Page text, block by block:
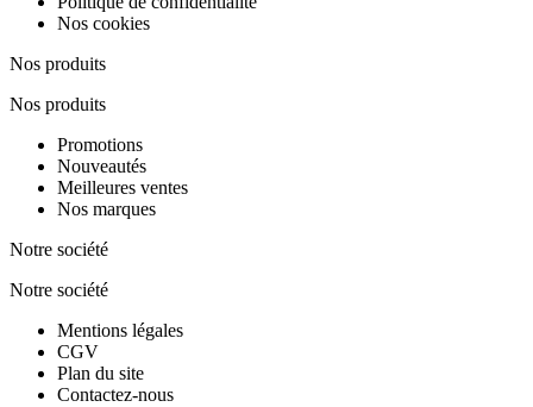
Nos cookies
Nos produits
Nos produits
Promotions
Nouveautés
Meilleures ventes
Nos marques
Notre société
Notre société
Mentions légales
CGV
Plan du site
Contactez-nous